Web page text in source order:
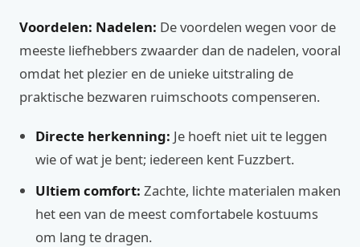
Voordelen: Nadelen: De voordelen wegen voor de
meeste liefhebbers zwaarder dan de nadelen, vooral
omdat het plezier en de unieke uitstraling de
praktische bezwaren ruimschoots compenseren.
Directe herkenning: Je hoeft niet uit te leggen
wie of wat je bent; iedereen kent Fuzzbert.
Ultiem comfort: Zachte, lichte materialen maken
het een van de meest comfortabele kostuums
om lang te dragen.